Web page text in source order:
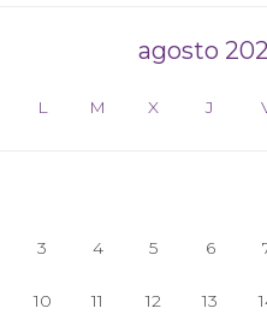
agosto
L M X J
3 4 5 6
10 11 12 13